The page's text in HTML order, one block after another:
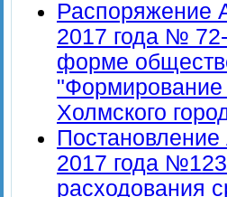
Распоряжение
2017 года №
форме
"Формирование
Холмского
2017 года
расходования